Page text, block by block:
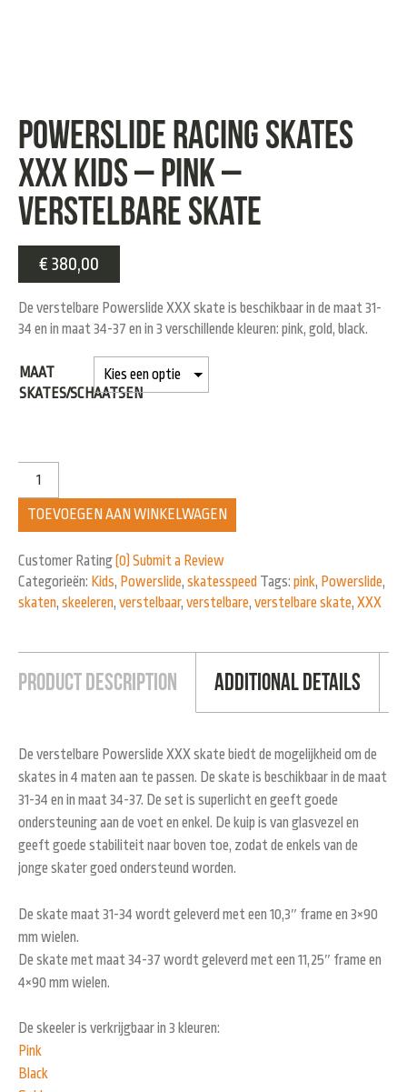
Powerslide Racing Skates
XXX kids – pink –
Verstelbare Skate
€ 380,00
De verstelbare Powerslide XXX skate is beschikbaar in de maat 31-
34 en in maat 34-37 en in 3 verschillende kleuren: pink, gold, black.
MAAT
SKATES/SCHAATSEN
TOEVOEGEN AAN WINKELWAGEN
Customer Rating(0) Submit a Review
Categorieën: Kids, Powerslide, skatesspeed Tags: pink, Powerslide,
skaten, skeeleren, verstelbaar, verstelbare, verstelbare skate, XXX
Product Description Additional Details
De verstelbare Powerslide XXX skate biedt de mogelijkheid om de
skates in 4 maten aan te passen. De skate is beschikbaar in de maat
31-34 en in maat 34-37. De set is superlicht en geeft goede
ondersteuning aan de voet en enkel. De kuip is van glasvezel en
geeft goede stabiliteit naar boven toe, zodat de enkels van de
jonge skater goed ondersteund worden.
De skate maat 31-34 wordt geleverd met een 10,3″ frame en 3×90
mm wielen.
De skate met maat 34-37 wordt geleverd met een 11,25″ frame en
4×90 mm wielen.
De skeeler is verkrijgbaar in 3 kleuren:
Pink
Black